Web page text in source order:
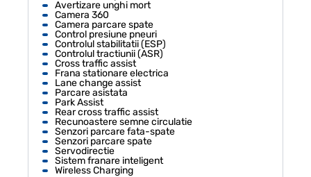
Avertizare unghi mort
Camera 360
Camera parcare spate
Control presiune pneuri
Controlul stabilitatii (ESP)
Controlul tractiunii (ASR)
Cross traffic assist
Frana stationare electrica
Lane change assist
Parcare asistata
Park Assist
Rear cross traffic assist
Recunoastere semne circulatie
Senzori parcare fata-spate
Senzori parcare spate
Servodirectie
Sistem franare inteligent
Wireless Charging